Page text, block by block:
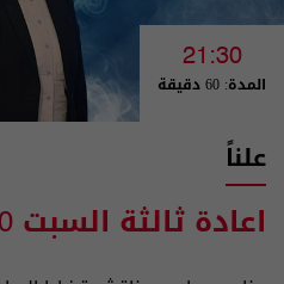
21:30
المدة: 60 دقيقة
علناً
اعادة ثالثة السبت